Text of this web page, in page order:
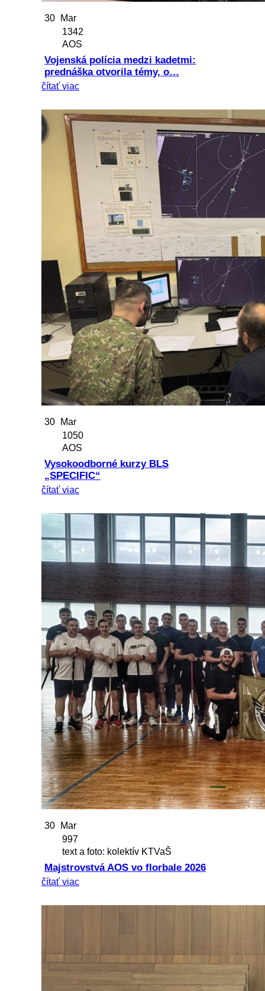
30
Mar
1342
AOS
Vojenská polícia medzi kadetmi:
prednáška otvorila témy, o…
čítať viac
30
Mar
1050
AOS
Vysokoodborné kurzy BLS
„SPECIFIC“
čítať viac
30
Mar
997
text a foto: kolektív KTVaŠ
Majstrovstvá AOS vo florbale 2026
čítať viac